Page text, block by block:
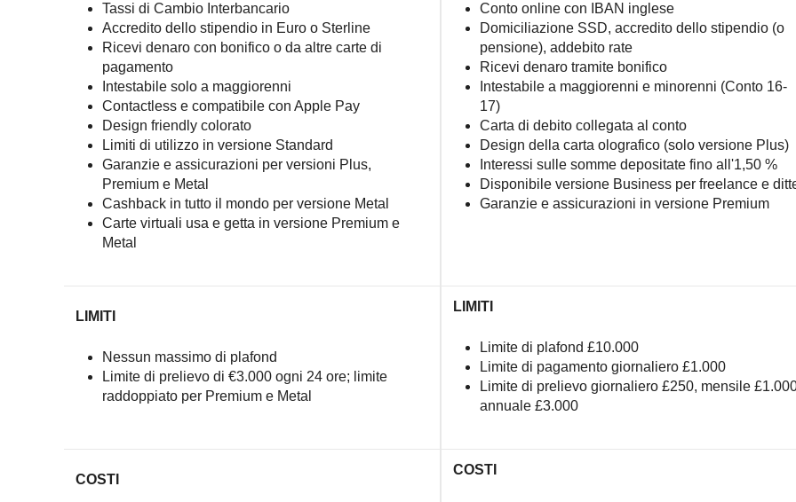
Tassi di Cambio Interbancario
Accredito dello stipendio in Euro o Sterline
Ricevi denaro con bonifico o da altre carte di
pagamento
Intestabile solo a maggiorenni
Contactless e compatibile con Apple Pay
Design friendly colorato
Limiti di utilizzo in versione Standard
Garanzie e assicurazioni per versioni Plus,
Premium e Metal
Cashback in tutto il mondo per versione Metal
Carte virtuali usa e getta in versione Premium e
Metal
Conto online con IBAN inglese
Domiciliazione SSD, accredito dello stipendio (o
pensione), addebito rate
Ricevi denaro tramite bonifico
Intestabile a maggiorenni e minorenni (Conto 16-
17)
Carta di debito collegata al conto
Design della carta olografico (solo versione Plus)
Interessi sulle somme depositate fino all'1,50 %
Disponibile versione Business per freelance e
Garanzie e assicurazioni in versione Premium
LIMITI
Nessun massimo di plafond
Limite di prelievo di €3.000 ogni 24 ore; limite
raddoppiato per Premium e Metal
LIMITI
Limite di plafond £10.000
Limite di pagamento giornaliero £1.000
Limite di prelievo giornaliero £250, mensile
annuale £3.000
COSTI
COSTI